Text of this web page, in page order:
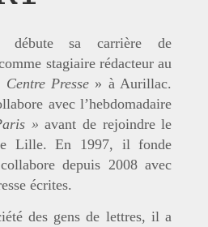
débute sa carrière de
stagiaire rédacteur au
Centre Presse» à Aurillac.
avec l’hebdomadaire
» avant de rejoindre le
Lille. En 1997, il fonde
depuis 2008 avec
écrites.
des gens de lettres, il a